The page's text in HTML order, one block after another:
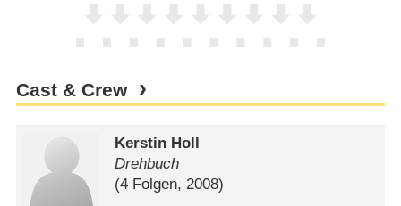
Cast & Crew
Kerstin Holl
Drehbuch
(4 Folgen, 2008)